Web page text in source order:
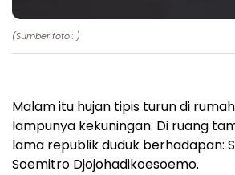
(Sumber foto : )
Malam itu hujan tipis turun di
lampunya kekuningan. Di ruang
lama republik duduk berhadapan:
Soemitro Djojohadikoesoemo.